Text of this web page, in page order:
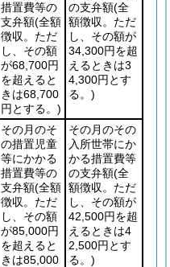
措置費等の
支弁額(全額
徴収。ただ
し、その額
が68,700円
を超えると
きは68,700
円とする。)
の支弁額(全
額徴収。ただ
し、その額が
34,300円を超
えるときは3
4,300円とす
る。)
その月のそ
の措置児童
等にかかる
措置費等の
支弁額(全額
徴収。ただ
し、その額
が85,000円
を超えると
きは85,000
その月のその
入所世帯にか
かる措置費等
の支弁額(全
額徴収。ただ
し、その額が
42,500円を超
えるときは4
2,500円とす
る。)